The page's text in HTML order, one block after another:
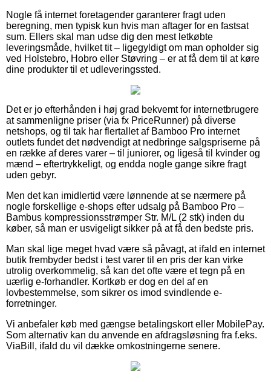
Nogle få internet foretagender garanterer fragt uden
beregning, men typisk kun hvis man aftager for en fastsat
sum. Ellers skal man udse dig den mest letkøbte
leveringsmåde, hvilket tit – ligegyldigt om man opholder sig
ved Holstebro, Hobro eller Støvring – er at få dem til at køre
dine produkter til et udleveringssted.
Det er jo efterhånden i høj grad bekvemt for internetbrugere
at sammenligne priser (via fx PriceRunner) på diverse
netshops, og til tak har flertallet af Bamboo Pro internet
outlets fundet det nødvendigt at nedbringe salgspriserne på
en række af deres varer – til juniorer, og ligeså til kvinder og
mænd – eftertrykkeligt, og endda nogle gange sikre fragt
uden gebyr.
Men det kan imidlertid være lønnende at se nærmere på
nogle forskellige e-shops efter udsalg på Bamboo Pro –
Bambus kompressionsstrømper Str. M/L (2 stk) inden du
køber, så man er usvigeligt sikker på at få den bedste pris.
Man skal lige meget hvad være så påvagt, at ifald en internet
butik frembyder bedst i test varer til en pris der kan virke
utrolig overkommelig, så kan det ofte være et tegn på en
uærlig e-forhandler. Kortkøb er dog en del af en
lovbestemmelse, som sikrer os imod svindlende e-
forretninger.
Vi anbefaler køb med gængse betalingskort eller MobilePay.
Som alternativ kan du anvende en afdragsløsning fra f.eks.
ViaBill, ifald du vil dække omkostningerne senere.